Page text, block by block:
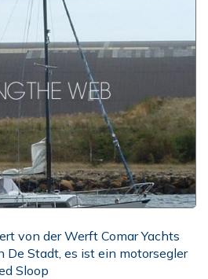
von der Werft Comar Yachts
Stadt, es ist ein motorsegler
Sloop